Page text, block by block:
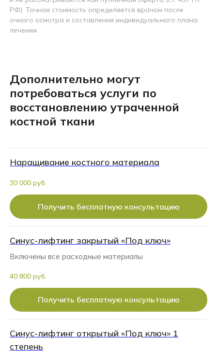
РФ). Точная стоимость определяется врачом после
очного осмотра и составления индивидуального плана
лечения.
Дополнительно могут
потребоваться услуги по
восстановлению утраченной
костной ткани
Наращивание костного материала
30 000 руб.
Получить бесплатную консультацию
Синус-лифтинг закрытый «Под ключ»
Включены все расходные материалы
40 800 руб.
Получить бесплатную консультацию
Синус-лифтинг открытый «Под ключ» 1
степень